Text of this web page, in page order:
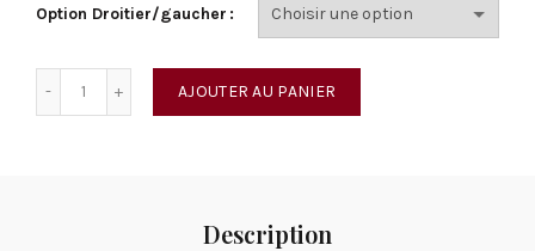
Option Droitier/gaucher
AJOUTER AU PANIER
Description